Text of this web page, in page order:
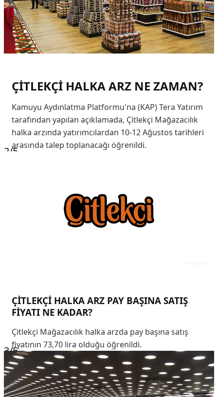
ÇİTLEKÇİ HALKA ARZ NE ZAMAN?
Kamuyu Aydınlatma Platformu'na (KAP) Tera Yatırım
tarafından yapılan açıklamada, Çitlekçi Mağazacılık
halka arzında yatırımcılardan 10-12 Ağustos tarihleri
arasında talep toplanacağı öğrenildi.
2/5
ÇİTLEKÇİ HALKA ARZ PAY BAŞINA SATIŞ
FİYATI NE KADAR?
Çitlekçi Mağazacılık halka arzda pay başına satış
fiyatının 73,70 lira olduğu öğrenildi.
3/5